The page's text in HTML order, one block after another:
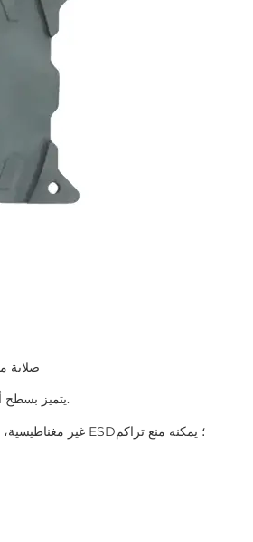
3. يتميز بسطح أملس ومقاومة جيدة للتآكل، وبالتالي التعامل مع الرقاقة بأمان دون تلوث بالجسيمات.